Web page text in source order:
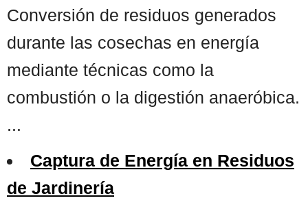
Conversión de residuos generados
durante las cosechas en energía
mediante técnicas como la
combustión o la digestión anaeróbica.
...
Captura de Energía en Residuos
de Jardinería